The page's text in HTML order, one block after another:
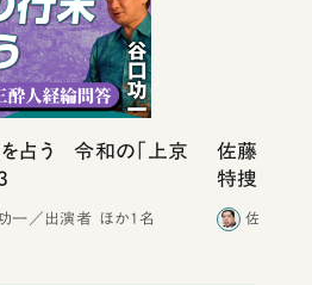
を占う 令和の「上京
一／出演者 ほか1名
佐藤優vs
特捜取調
合ったこと
佐藤優